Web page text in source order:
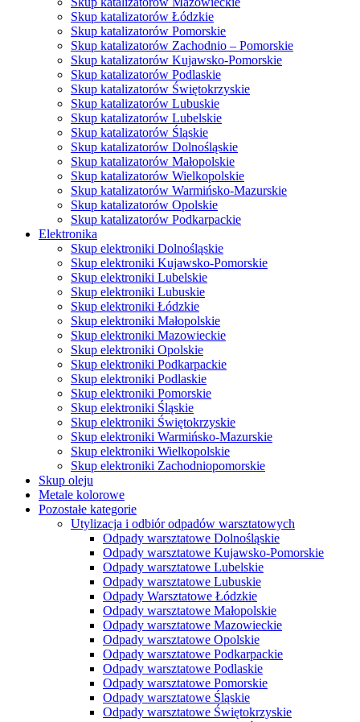
Skup katalizatorów Łódzkie
Skup katalizatorów Pomorskie
Skup katalizatorów Zachodnio – Pomorskie
Skup katalizatorów Kujawsko-Pomorskie
Skup katalizatorów Podlaskie
Skup katalizatorów Świętokrzyskie
Skup katalizatorów Lubuskie
Skup katalizatorów Lubelskie
Skup katalizatorów Śląskie
Skup katalizatorów Dolnośląskie
Skup katalizatorów Małopolskie
Skup katalizatorów Wielkopolskie
Skup katalizatorów Warmińsko-Mazurskie
Skup katalizatorów Opolskie
Skup katalizatorów Podkarpackie
Elektronika
Skup elektroniki Dolnośląskie
Skup elektroniki Kujawsko-Pomorskie
Skup elektroniki Lubelskie
Skup elektroniki Lubuskie
Skup elektroniki Łódzkie
Skup elektroniki Małopolskie
Skup elektroniki Mazowieckie
Skup elektroniki Opolskie
Skup elektroniki Podkarpackie
Skup elektroniki Podlaskie
Skup elektroniki Pomorskie
Skup elektroniki Śląskie
Skup elektroniki Świętokrzyskie
Skup elektroniki Warmińsko-Mazurskie
Skup elektroniki Wielkopolskie
Skup elektroniki Zachodniopomorskie
Skup oleju
Metale kolorowe
Pozostałe kategorie
Utylizacja i odbiór odpadów warsztatowych
Odpady warsztatowe Dolnośląskie
Odpady warsztatowe Kujawsko-Pomorskie
Odpady warsztatowe Lubelskie
Odpady warsztatowe Lubuskie
Odpady Warsztatowe Łódzkie
Odpady warsztatowe Małopolskie
Odpady warsztatowe Mazowieckie
Odpady warsztatowe Opolskie
Odpady warsztatowe Podkarpackie
Odpady warsztatowe Podlaskie
Odpady warsztatowe Pomorskie
Odpady warsztatowe Śląskie
Odpady warsztatowe Świętokrzyskie